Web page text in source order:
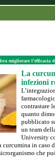
migliorare l’efficacia
La
infezioni
contrastare
quanto
pubblicato
un team
University
curcumina in caso
che